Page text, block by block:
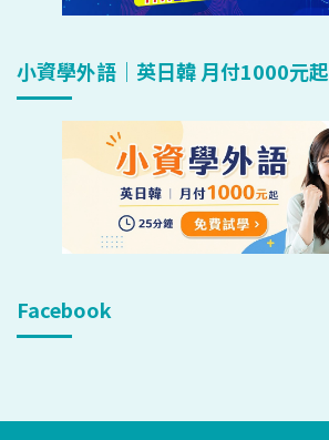
小資學外語｜英日韓 月付1000元起
Facebook